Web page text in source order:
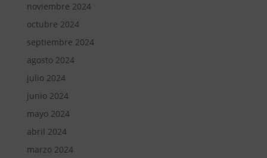
noviembre 2024
octubre 2024
septiembre 2024
agosto 2024
julio 2024
junio 2024
mayo 2024
abril 2024
marzo 2024